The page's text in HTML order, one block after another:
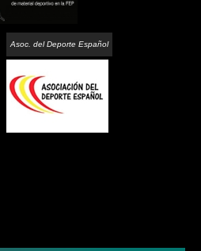
Asoc. del Deporte Español